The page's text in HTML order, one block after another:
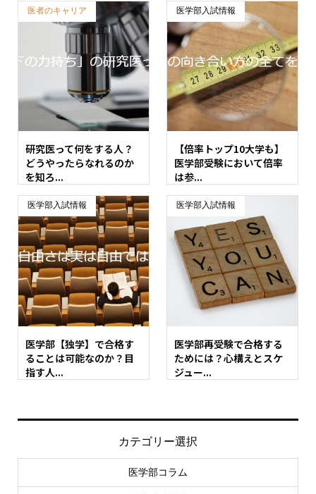
医者のキャリア
研究医って何をする人？
どうやったらなれるのか
を知ろ...
医学部入試情報
【倍率トップ10大学も】
医学部受験において倍率
は参...
医学部入試情報
医学部【独学】で合格す
ることは可能なのか？目
指す人...
医学部入試情報
医学部再受験で合格する
ためには？心構えとスケ
ジュー...
カテゴリー選択
医学部コラム